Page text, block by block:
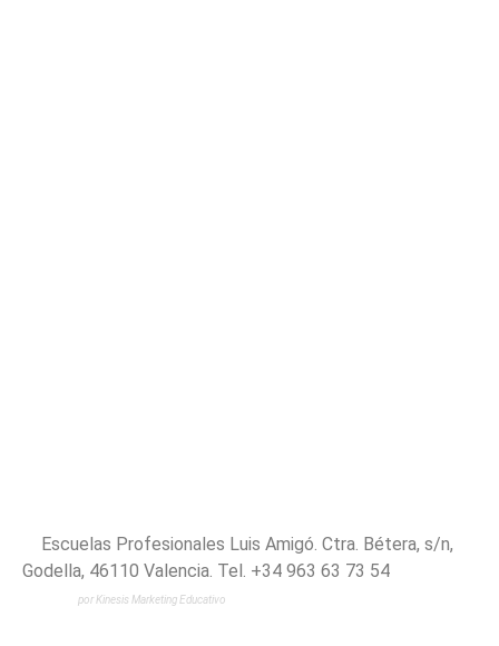
Escuelas Profesionales Luis Amigó. Ctra. Bétera, s/n,
Godella, 46110 Valencia. Tel. +34 963 63 73 54
por Kinesis Marketing Educativo